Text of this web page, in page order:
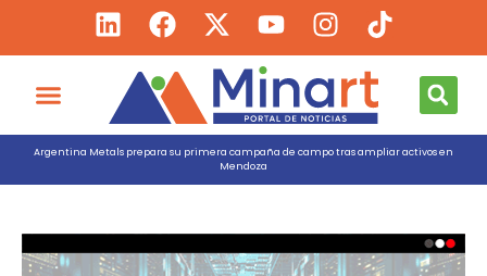
Argentina Metals prepara su primera campaña de campo tras ampliar activos en
Mendoza